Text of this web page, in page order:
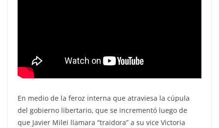
En medio de la feroz interna que atraviesa la cúpula
del gobierno libertario, que se incrementó luego de
que Javier Milei llamara “traidora” a su vice Victoria